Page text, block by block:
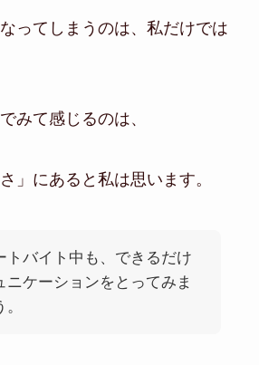
ってしまうのは、私だけでは
みて感じるのは、
」にあると私は思います。
トバイト中も、できるだけ
ニケーションをとってみま